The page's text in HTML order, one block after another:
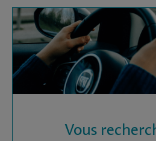
Vous